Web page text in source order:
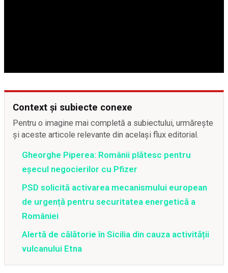
Context și subiecte conexe
Pentru o imagine mai completă a subiectului, urmărește
și aceste articole relevante din același flux editorial.
Gheorghe Piperea: Românii plătesc pentru
eșecul negocierilor cu Pfizer
PSD solicită activarea mecanismului european
de urgență pentru securitatea energetică a
României
Alertă de călătorie în Sicilia din cauza activității
vulcanului Etna